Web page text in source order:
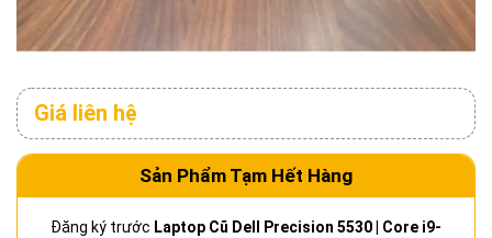
Giá liên hệ
Sản Phẩm Tạm Hết Hàng
Đăng ký trước Laptop Cũ Dell Precision 5530 | Core i9-